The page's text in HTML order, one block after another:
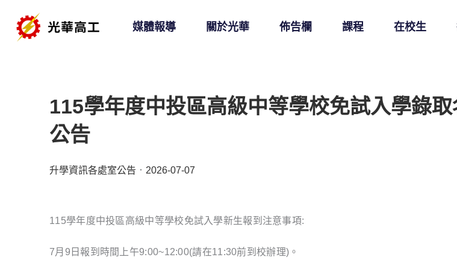
媒體報導 關於光華 佈告欄 課程 在校生
115學年度中投區高級中等學校免試入學錄
公告
升學資訊各處室公告 2026-07-07
115學年度中投區高級中等學校免試入學新生報到注意事項:
7月9日報到時間上午9:00~12:00(請在11:30前到校辦理)。